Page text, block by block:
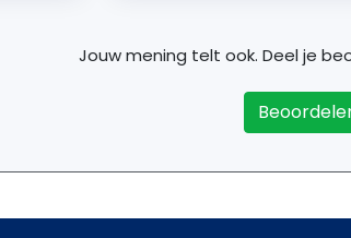
Jouw mening telt ook. Deel je